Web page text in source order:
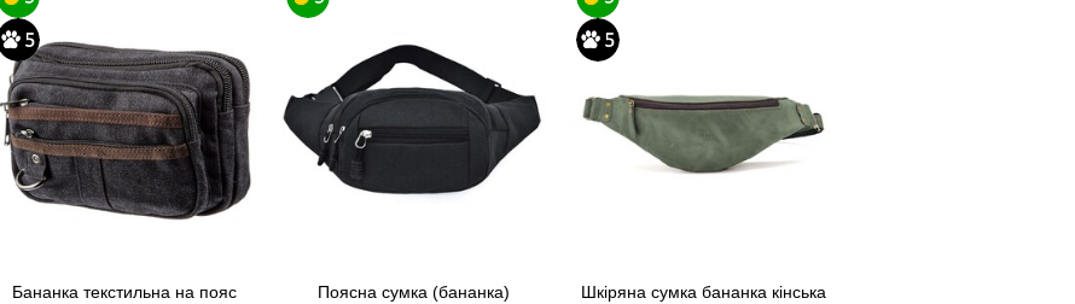
Бананка текстильна на пояс
Поясна сумка (бананка)
Шкіряна сумка бананка кінська